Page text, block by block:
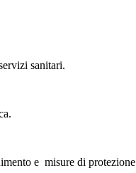
sanitari.
e misure di protezione